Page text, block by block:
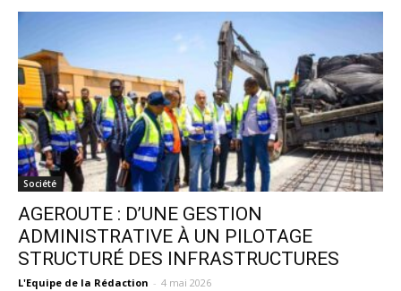
Société
AGEROUTE : D’UNE GESTION
ADMINISTRATIVE À UN PILOTAGE
STRUCTURÉ DES INFRASTRUCTURES
L'Equipe de la Rédaction - 4 mai 2026